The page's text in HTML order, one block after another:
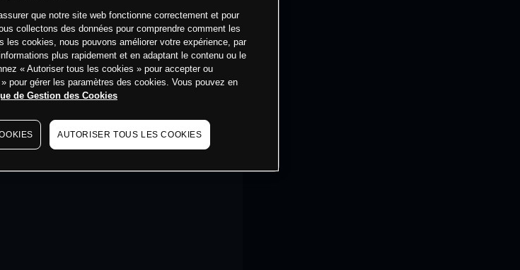
que notre site web fonctionne correctement et pour
collectons des données pour comprendre comment les
les cookies, nous pouvons améliorer votre expérience, par
plus rapidement et en adaptant le contenu ou le
« Autoriser tous les cookies » pour accepter ou
pour gérer les paramètres des cookies. Vous pouvez en
de Gestion des Cookies
AUTORISER TOUS LES COOKIES